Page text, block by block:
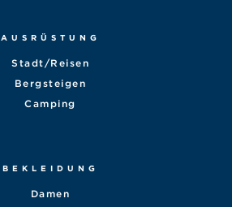
AUSRÜSTUNG
Stadt/Reisen
Bergsteigen
Camping
BEKLEIDUNG
Damen